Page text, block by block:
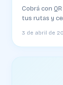
Cobrá con
tus rutas y
3 de abril de